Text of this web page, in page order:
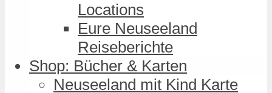
Locations
Eure Neuseeland
Reiseberichte
Shop: Bücher & Karten
Neuseeland mit Kind Karte